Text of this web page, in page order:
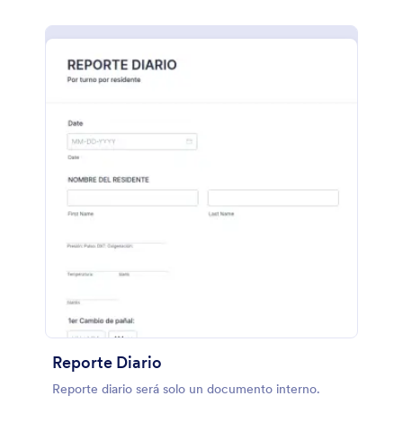
Reporte Diario
Reporte diario será solo un documento interno.